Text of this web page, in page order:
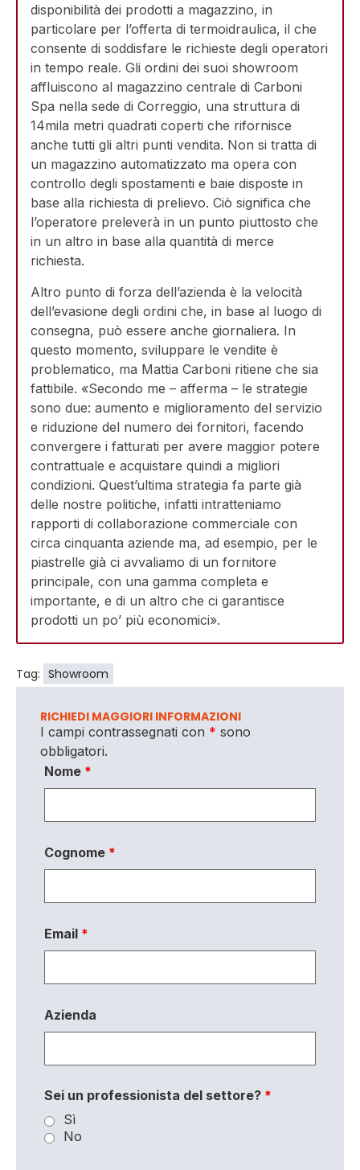
disponibilità dei prodotti a magazzino, in
particolare per l’offerta di termoidraulica, il che
consente di soddisfare le richieste degli operatori
in tempo reale. Gli ordini dei suoi showroom
affluiscono al magazzino centrale di Carboni
Spa nella sede di Correggio, una struttura di
14mila metri quadrati coperti che rifornisce
anche tutti gli altri punti vendita. Non si tratta di
un magazzino automatizzato ma opera con
controllo degli spostamenti e baie disposte in
base alla richiesta di prelievo. Ciò significa che
l’operatore preleverà in un punto piuttosto che
in un altro in base alla quantità di merce
richiesta.
Altro punto di forza dell’azienda è la velocità
dell’evasione degli ordini che, in base al luogo di
consegna, può essere anche giornaliera. In
questo momento, sviluppare le vendite è
problematico, ma Mattia Carboni ritiene che sia
fattibile. «Secondo me – afferma – le strategie
sono due: aumento e miglioramento del servizio
e riduzione del numero dei fornitori, facendo
convergere i fatturati per avere maggior potere
contrattuale e acquistare quindi a migliori
condizioni. Quest’ultima strategia fa parte già
delle nostre politiche, infatti intratteniamo
rapporti di collaborazione commerciale con
circa cinquanta aziende ma, ad esempio, per le
piastrelle già ci avvaliamo di un fornitore
principale, con una gamma completa e
importante, e di un altro che ci garantisce
prodotti un po’ più economici».
Tag: Showroom
RICHIEDI MAGGIORI INFORMAZIONI
I campi contrassegnati con * sono
obbligatori.
Nome *
Cognome *
Email *
Azienda
Sei un professionista del settore? *
Sì
No